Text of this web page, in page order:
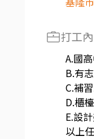
打工
A.國
B.有
C.補
D.櫃
E.設
以上